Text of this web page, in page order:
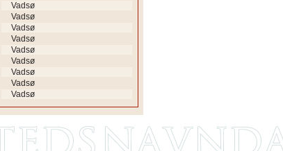
Vadsø
Vadsø
Vadsø
Vadsø
Vadsø
Vadsø
Vadsø
Vadsø
Vadsø